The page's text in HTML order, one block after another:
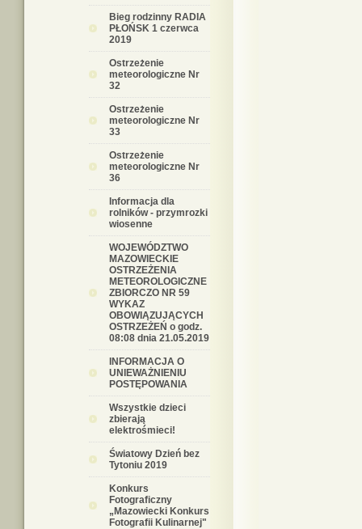
Bieg rodzinny RADIA
PŁOŃSK 1 czerwca
2019
Ostrzeżenie
meteorologiczne Nr
32
Ostrzeżenie
meteorologiczne Nr
33
Ostrzeżenie
meteorologiczne Nr
36
Informacja dla
rolników - przymrozki
wiosenne
WOJEWÓDZTWO
MAZOWIECKIE
OSTRZEŻENIA
METEOROLOGICZNE
ZBIORCZO NR 59
WYKAZ
OBOWIĄZUJĄCYCH
OSTRZEŻEŃ o godz.
08:08 dnia 21.05.2019
INFORMACJA O
UNIEWAŻNIENIU
POSTĘPOWANIA
Wszystkie dzieci
zbierają
elektrośmieci!
Światowy Dzień bez
Tytoniu 2019
Konkurs
Fotograficzny
„Mazowiecki Konkurs
Fotografii Kulinarnej"